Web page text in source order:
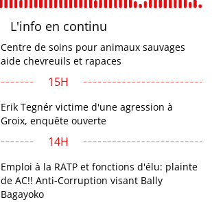
L'info en continu
Centre de soins pour animaux sauvages
aide chevreuils et rapaces
15H
Erik Tegnér victime d'une agression à
Groix, enquête ouverte
14H
Emploi à la RATP et fonctions d'élu: plainte
de AC!! Anti-Corruption visant Bally
Bagayoko